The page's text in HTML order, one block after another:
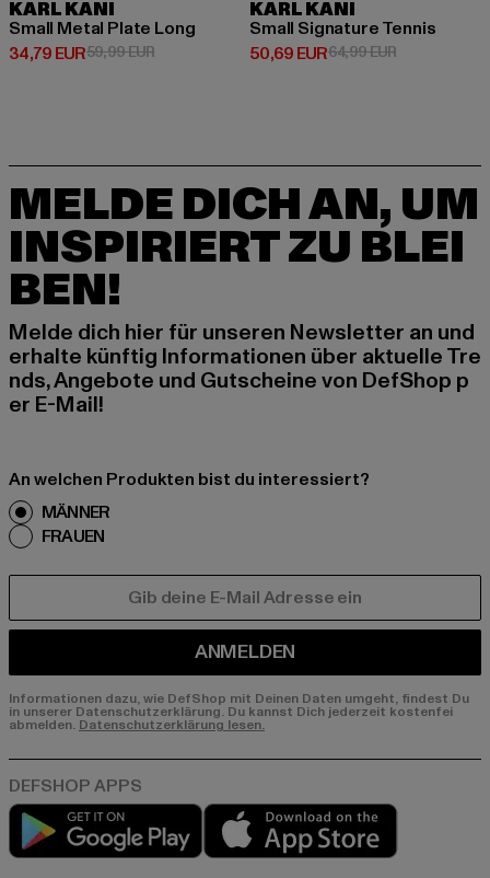
KARL KANI
Small Metal Plate Long
34,79 EUR
Derzeitiger Preis: 34,79 EUR
59,99 EURAktionspreis: 59,99 EUR
KARL KANI
Small Signature Tennis
50,69 EUR
Derzeitiger Preis: 50,69 EUR
64,99 EURAktionspreis:
MELDE DICH AN, UM
INSPIRIERT ZU BLEI
BEN!
Melde dich hier für unseren Newsletter an und
erhalte künftig Informationen über aktuelle Tre
nds, Angebote und Gutscheine von DefShop p
er E-Mail!
An welchen Produkten bist du interessiert?
MÄNNER
FRAUEN
ANMELDEN
Informationen dazu, wie DefShop mit Deinen Daten umgeht, findest Du
in unserer Datenschutzerklärung. Du kannst Dich jederzeit kostenfei
abmelden. Datenschutzerklärung lesen.
Play market